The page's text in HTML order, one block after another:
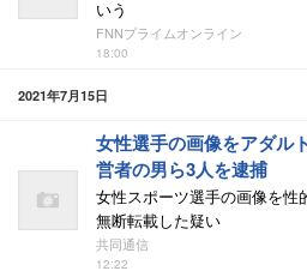
いう
FNNプライムオンライン
18:00
2021年7月15日
女性選手の画像をアダル
営者の男ら3人を逮捕
女性スポーツ選手の画像を性
無断転載した疑い
共同通信
12:22